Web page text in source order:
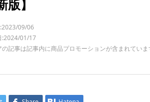
】
09/06
:2024/01/17
記事は記事内に商品プロモーションが含まれていま